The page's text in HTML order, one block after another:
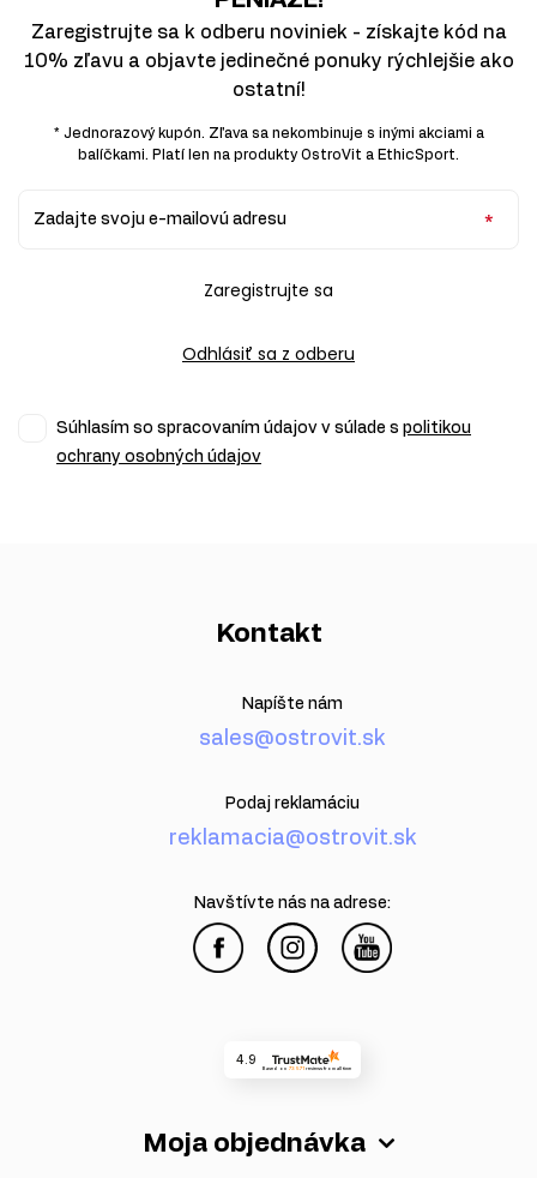
Zaregistrujte sa k odberu noviniek - získajte kód na
10% zľavu a objavte jedinečné ponuky rýchlejšie ako
ostatní!
* Jednorazový kupón. Zľava sa nekombinuje s inými akciami a
balíčkami. Platí len na produkty OstroVit a EthicSport.
Zadajte svoju e-mailovú adresu
Zaregistrujte sa
Odhlásiť sa z odberu
Súhlasím so spracovaním údajov v súlade s politikou
ochrany osobných údajov
Moja objednávka
Kontakt
Napíšte nám
sales@ostrovit.sk
Podaj reklamáciu
reklamacia@ostrovit.sk
Navštívte nás na adrese:
4.9
Based on 73 571 reviewsfrom all time